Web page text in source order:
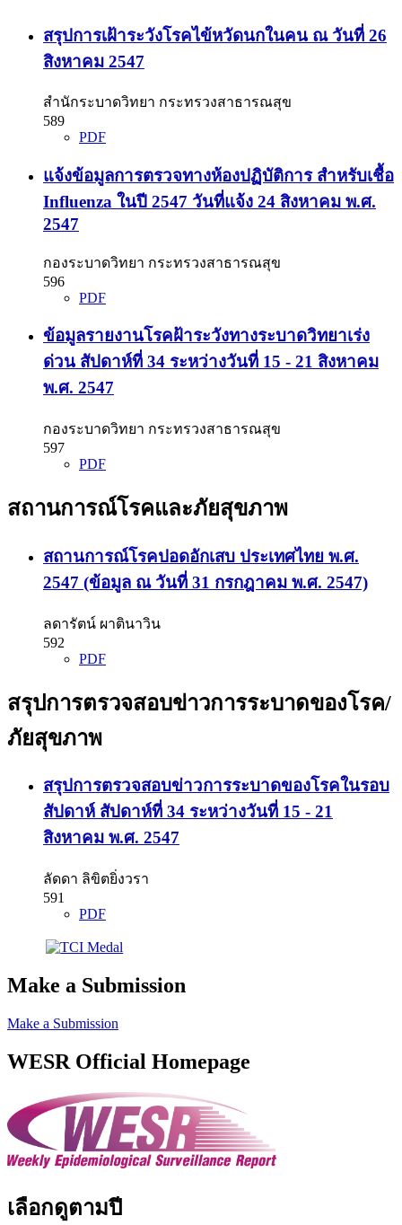
สรุปการเฝ้าระวังโรคไข้หวัดนกในคน ณ วันที่ 26
สิงหาคม 2547
สำนักระบาดวิทยา กระทรวงสาธารณสุข
589
PDF
แจ้งข้อมูลการตรวจทางห้องปฏิบัติการ สำหรับเชื้อ
Influenza ในปี 2547 วันที่แจ้ง 24 สิงหาคม พ.ศ.
2547
กองระบาดวิทยา กระทรวงสาธารณสุข
596
PDF
ข้อมูลรายงานโรคฝ้าระวังทางระบาดวิทยาเร่ง
ด่วน สัปดาห์ที่ 34 ระหว่างวันที่ 15 - 21 สิงหาคม
พ.ศ. 2547
กองระบาดวิทยา กระทรวงสาธารณสุข
597
PDF
สถานการณ์โรคและภัยสุขภาพ
สถานการณ์โรคปอดอักเสบ ประเทศไทย พ.ศ.
2547 (ข้อมูล ณ วันที่ 31 กรกฎาคม พ.ศ. 2547)
ลดารัตน์ ผาตินาวิน
592
PDF
สรุปการตรวจสอบข่าวการระบาดของโรค/
ภัยสุขภาพ
สรุปการตรวจสอบข่าวการระบาดของโรคในรอบ
สัปดาห์ สัปดาห์ที่ 34 ระหว่างวันที่ 15 - 21
สิงหาคม พ.ศ. 2547
ลัดดา ลิขิตยิ่งวรา
591
PDF
Make a Submission
Make a Submission
WESR Official Homepage
เลือกดูตามปี